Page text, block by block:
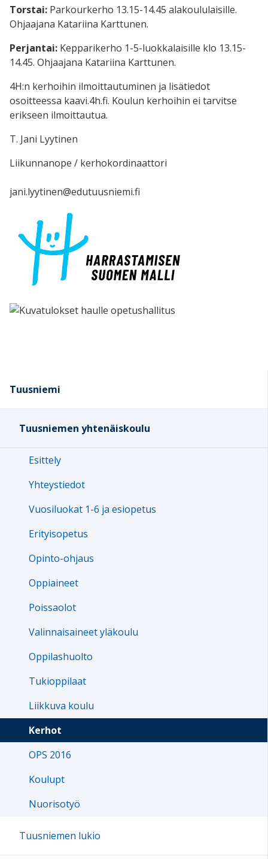
Torstai: Parkourkerho 13.15-14.45 alakoululaisille.
Ohjaajana Katariina Karttunen.
Perjantai: Kepparikerho 1-5-luokkalaisille klo 13.15-
14.45. Ohjaajana Katariina Karttunen.
4H:n kerhoihin ilmoittautuminen ja lisätiedot
osoitteessa kaavi.4h.fi. Koulun kerhoihin ei tarvitse
erikseen ilmoittautua.
T. Jani Lyytinen
Liikunnanope / kerhokordinaattori
jani.lyytinen@edutuusniemi.fi
Tuusniemi
Tuusniemen yhtenäiskoulu
Esittely
Yhteystiedot
Vuosiluokat 1-6 ja esiopetus
Erityisopetus
Opinto-ohjaus
Oppiaineet
Poissaolot
Valinnaisaineet yläkoulu
Oppilashuolto
Tukioppilaat
Liikkuva koulu
Kerhot
OPS 2016
Koulupt
Nuorisotyö
Tuusniemen lukio